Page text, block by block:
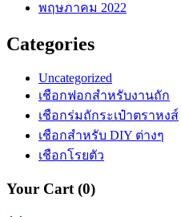
พฤษภาคม 2022
Categories
Uncategorized
เชือกฟอกสำหรับงานถัก
เชือกร่มถักระเป๋าตราหงส์
เชือกสำหรับ DIY ต่างๆ
เชือกโรยตัว
Your Cart (0)